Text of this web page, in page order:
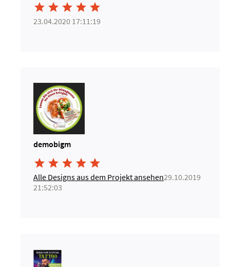
    
23.04.2020 17:11:19
demobigm
    
Alle Designs aus dem Projekt ansehen29.10.2019
21:52:03